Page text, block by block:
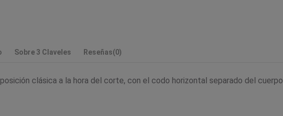
Sobre 3 Claveles Reseñas(0)
clásica a la hora del corte, con el codo horizontal separado del cuerpo.